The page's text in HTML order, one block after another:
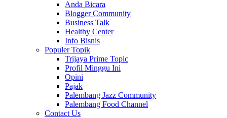
Anda Bicara
Blogger Community
Business Talk
Healthy Center
Info Bisnis
Populer Topik
Trijaya Prime Topic
Profil Minggu Ini
Opini
Pajak
Palembang Jazz Community
Palembang Food Channel
Contact Us